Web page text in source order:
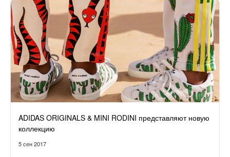
ADIDAS ORIGINALS & MINI RODINI представляют новую
коллекцию
5 сен 2017